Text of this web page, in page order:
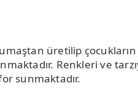
üretilip çocukların
Renkleri ve
sunmaktadır.